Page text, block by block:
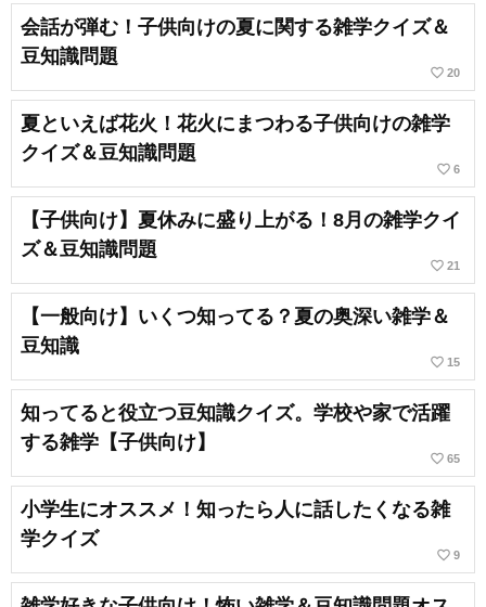
会話が弾む！子供向けの夏に関する雑学クイズ＆
豆知識問題
favorite_border 20
夏といえば花火！花火にまつわる子供向けの雑学
クイズ＆豆知識問題
favorite_border 6
【子供向け】夏休みに盛り上がる！8月の雑学クイ
ズ＆豆知識問題
favorite_border 21
【一般向け】いくつ知ってる？夏の奥深い雑学＆
豆知識
favorite_border 15
知ってると役立つ豆知識クイズ。学校や家で活躍
する雑学【子供向け】
favorite_border 65
小学生にオススメ！知ったら人に話したくなる雑
学クイズ
favorite_border 9